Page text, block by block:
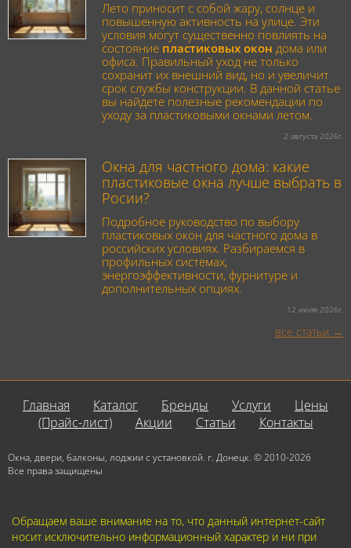
Лето приносит с собой жару, солнце и
повышенную активность на улице. Эти
условия могут существенно повлиять на
состояние пластиковых окон дома или
офиса. Правильный уход не только
сохранит их внешний вид, но и увеличит
срок службы конструкции. В данной статье
вы найдете полезные рекомендации по
уходу за пластиковыми окнами летом.
2 августа 2026г.
Окна для частного дома: какие
пластиковые окна лучше выбрать в
Росии?
Подробное руководство по выбору
пластиковых окон для частного дома в
российских условиях. Разбираемся в
профильных системах,
энергоэффективности, фурнитуре и
дополнительных опциях.
12 июля 2026г.
все статьи
Главная Каталог Бренды Услуги
Цены
(Прайс-лист)
Акции Статьи Контакты
Окна, двери, балконы, лоджии с установкой. г. Донецк. © 2010-2026
Все права защищены
Обращаем ваше внимание на то, что данный интернет-сайт
носит исключительно информационный характер и ни при